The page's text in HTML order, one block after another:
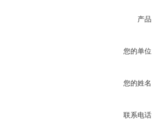
产品
您的单位
您的姓名
联系电话